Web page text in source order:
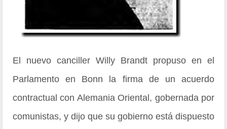
El nuevo canciller Willy Brandt propuso en el
Parlamento en Bonn la firma de un acuerdo
contractual con Alemania Oriental, gobernada por
comunistas, y dijo que su gobierno está dispuesto